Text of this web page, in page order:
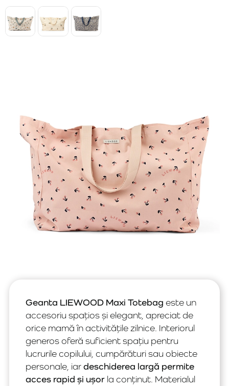
Geanta LIEWOOD Maxi Totebag este un
accesoriu spațios și elegant, apreciat de
orice mamă în activitățile zilnice. Interiorul
generos oferă suficient spațiu pentru
lucrurile copilului, cumpărături sau obiecte
personale, iardeschiderea largă permite
acces rapid și ușor la conținut. Materialul